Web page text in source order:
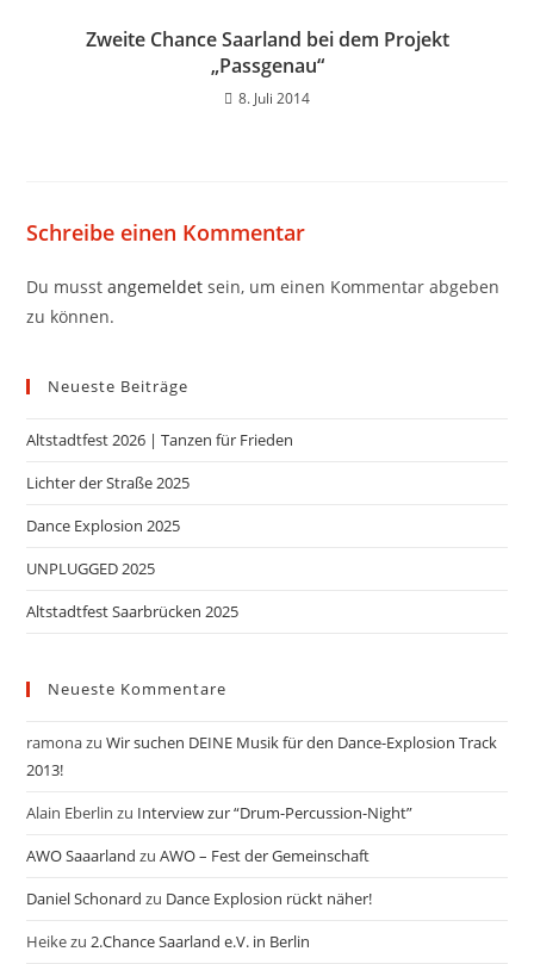
Zweite Chance Saarland bei dem Projekt
„Passgenau“
8. Juli 2014
Schreibe einen Kommentar
Du musstangemeldet sein, um einen Kommentar abgeben
zu können.
Neueste Beiträge
Altstadtfest 2026 | Tanzen für Frieden
Lichter der Straße 2025
Dance Explosion 2025
UNPLUGGED 2025
Altstadtfest Saarbrücken 2025
Neueste Kommentare
ramonazuWir suchen DEINE Musik für den Dance-Explosion Track
2013!
Alain Eberlin zu Interview zur “Drum-Percussion-Night”
AWO Saaarland zuAWO – Fest der Gemeinschaft
Daniel Schonard zu Dance Explosion rückt näher!
Heikezu2.Chance Saarland e.V. in Berlin